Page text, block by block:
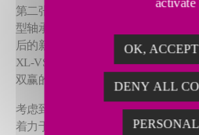
第二张订单是吉斯天尼XL-VSD2500
型轴承，助力中国风能的发展。该
后的新订单，在2019年的项目中，
XL-VSD2000机床，这次新的订单进
双赢的战略合作伙伴关系。
考虑到客户在大尺寸工件上的加工
着力于研发专门针对大工件的磨削
OK,
DENY ALL